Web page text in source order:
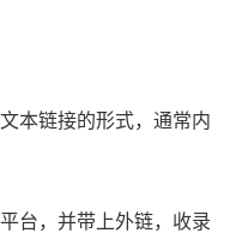
本链接的形式，通常内
台，并带上外链，收录